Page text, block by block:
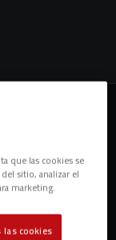
que las cookies se
sitio, analizar el
marketing.
cookies